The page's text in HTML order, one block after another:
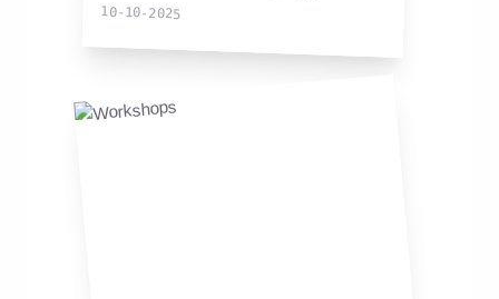
10-10-2025